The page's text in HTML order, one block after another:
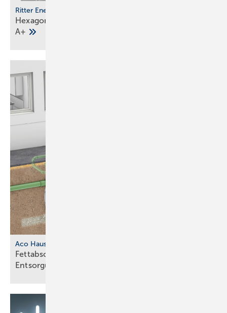
Ritter Energie
Hexagonaler Solarspeicher mit Effi zienzklasse
A+
Aco Haustechnik
Fettabscheider mit separatem
Entsorgungsschacht